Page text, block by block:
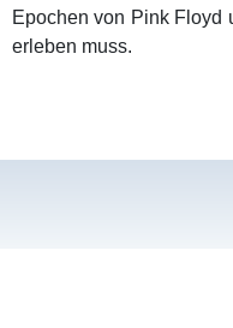
Epochen von Pink Floyd
erleben muss.